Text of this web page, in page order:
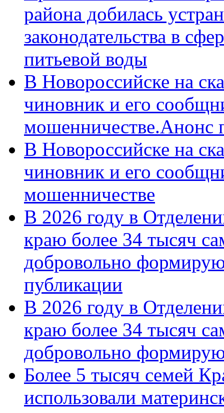
района добилась
законодательства в
питьевой воды
В Новороссийске на
чиновник и его
мошенничестве.Анонс
В Новороссийске на
чиновник и его
мошенничестве
В 2026 году в
краю более 34 тысяч
добровольно
публикации
В 2026 году в
краю более 34 тысяч
добровольно
Более 5 тысяч семей
использовали